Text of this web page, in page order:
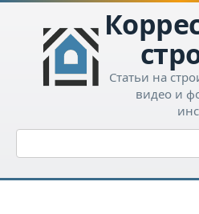
Перейти
контенту
Статьи на
видео и
Поиск: